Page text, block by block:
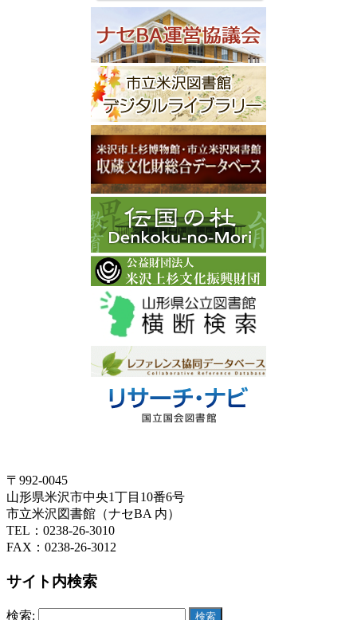
〒992-0045
山形県米沢市中央1丁目10番6号
市立米沢図書館（ナセBA 内）
TEL：0238-26-3010
FAX：0238-26-3012
サイト内検索
検索: